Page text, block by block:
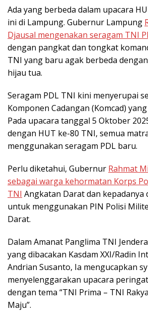
Ada yang berbeda dalam upacara
ini di Lampung. Gubernur Lampung
Djausal mengenakan seragam TNI
dengan pangkat dan tongkat
TNI yang baru agak berbeda
hijau tua.
Seragam PDL TNI kini menyerupai
Komponen Cadangan (Komcad)
Pada upacara tanggal 5 Oktober
dengan HUT ke-80 TNI, semua
menggunakan seragam PDL baru.
Perlu diketahui, Gubernur Rahmat
sebagai warga kehormatan Korps
TNI Angkatan Darat dan kepadanya
untuk menggunakan PIN Polisi
Darat.
Dalam Amanat Panglima TNI
yang dibacakan Kasdam XXI/Radin
Andrian Susanto, Ia mengucapkan
menyelenggarakan upacara
dengan tema “TNI Prima – TNI
Maju”.